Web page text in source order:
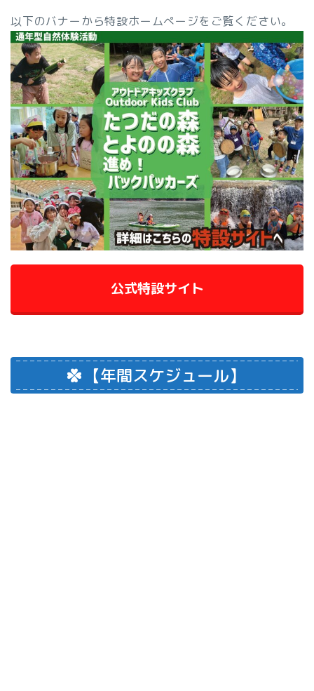
以下のバナーから特設ホームぺージをご覧ください。
公式特設サイト
【年間スケジュール】